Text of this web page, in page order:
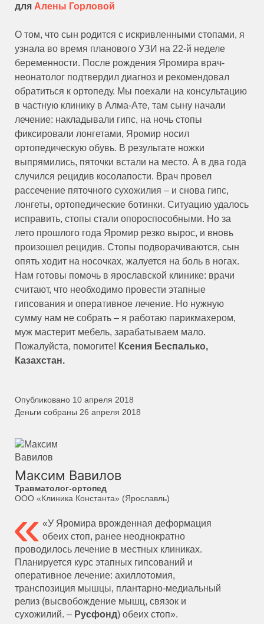
для Алены Горловой
О том, что сын родится с искривленными стопами, я
узнала во время планового УЗИ на 22-й неделе
беременности. После рождения Яромира врач-
неонатолог подтвердил диагноз и рекомендовал
обратиться к ортопеду. Мы поехали на консультацию
в частную клинику в Алма-Ате, там сыну начали
лечение: накладывали гипс, на ночь стопы
фиксировали лонгетами, Яромир носил
ортопедическую обувь. В результате ножки
выпрямились, пяточки встали на место. А в два года
случился рецидив косолапости. Врач провел
рассечение пяточного сухожилия – и снова гипс,
лонгеты, ортопедические ботинки. Ситуацию удалось
исправить, стопы стали опороспособными. Но за
лето прошлого года Яромир резко вырос, и вновь
произошел рецидив. Стопы подворачиваются, сын
опять ходит на носочках, жалуется на боль в ногах.
Нам готовы помочь в ярославской клинике: врачи
считают, что необходимо провести этапные
гипсования и оперативное лечение. Но нужную
сумму нам не собрать – я работаю парикмахером,
муж мастерит мебель, зарабатываем мало.
Пожалуйста, помогите! Ксения Беспалько,
Казахстан.
Опубликовано 10 апреля 2018
Деньги собраны 26 апреля 2018
Максим Вавилов
Травматолог-ортопед
ООО «Клиника Константа» (Ярославль)
«У Яромира врожденная деформация
обеих стоп, ранее неоднократно
проводилось лечение в местных клиниках.
Планируется курс этапных гипсований и
оперативное лечение: ахиллотомия,
транспозиция мышцы, плантарно-медиальный
релиз (высвобождение мышц, связок и
сухожилий. – Русфонд) обеих стоп».